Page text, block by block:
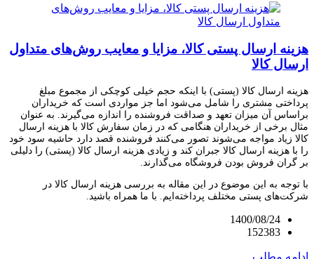
هزینه ارسال پستی کالا، مزایا و معایب روش‌های متداول
ارسال کالا
هزینه ارسال کالا (پستی) با اینکه حجم خیلی کوچکی از مجموع مبلغ
پرداختی مشتری را شامل می‌شود اما جز مواردی است که خریداران
براساس آن میزان تعهد و صداقت فروشنده را اندازه می‌گیرند. به عنوان
مثال برخی از خریداران هنگامی که در زمان سفارش کالا با هزینه ارسال
کالا زیاد مواجه می‌شوند تصور می‌کنند فروشنده قصد دارد حاشیه سود خود
را با هزینه ارسال کالا جبران کند و زیادی هزینه ارسال کالا (پستی) را دلیلی
بر گران فروش بودن فروشگاه می‌گذارند.
با توجه به این موضوع در این مقاله به بررسی هزینه ارسال کالا در
شرکت‌های پستی مختلف پرداخته‌ایم. با ما همراه باشید.
1400/08/24
152383